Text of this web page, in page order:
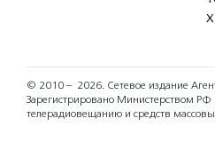
X
© 2010 – 2026. Сетевое издание
Зарегистрировано Министерством РФ
телерадиовещанию и средств